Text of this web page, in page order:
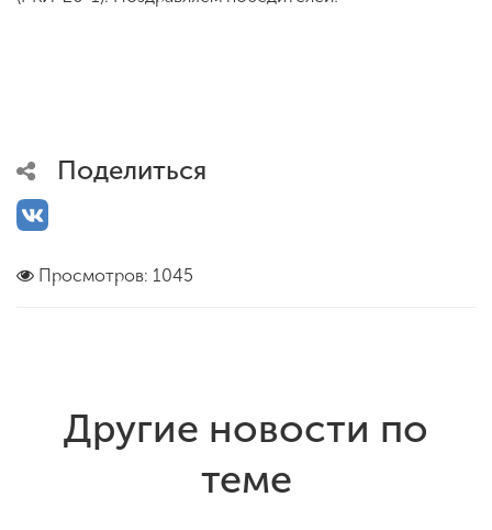
Поделиться
Просмотров: 1045
Другие новости по
теме